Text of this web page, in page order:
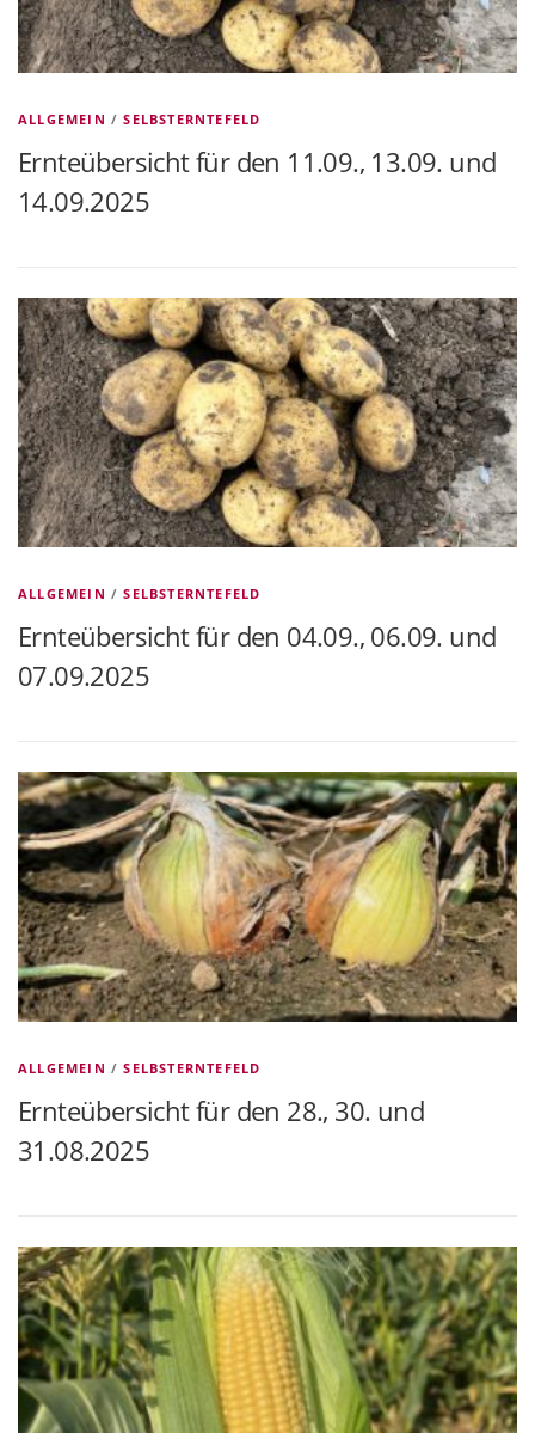
ALLGEMEIN /SELBSTERNTEFELD
Ernteübersicht für den 11.09., 13.09. und
14.09.2025
ALLGEMEIN /SELBSTERNTEFELD
Ernteübersicht für den 04.09., 06.09. und
07.09.2025
ALLGEMEIN /SELBSTERNTEFELD
Ernteübersicht für den 28., 30. und
31.08.2025